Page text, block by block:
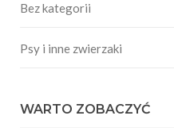
Bez kategorii
Psy i inne zwierzaki
WARTO ZOBACZYĆ